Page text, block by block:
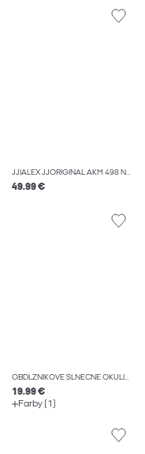
JJIALEX JJORIGINAL AKM 498 NOOS DŽÍNSY BAGGY FIT
49.99 €
OBDĹŽNIKOVÉ SLNEČNÉ OKULIARE
19.99 €
Farby (1)